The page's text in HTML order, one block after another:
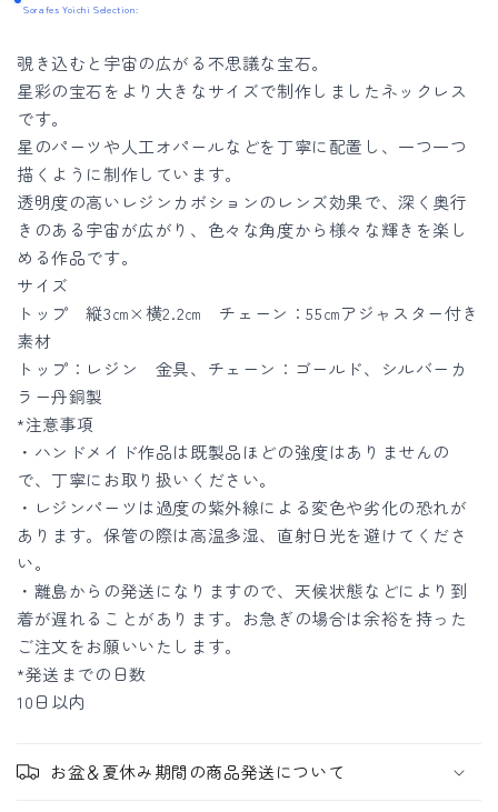
の
宝
石
ネ
ッ
ク
レ
ス
の
数
量
を
減
ら
す
宝
石
ッ
ク
レ
ス
量
増
す
Sorafes Yoichi Selection:
覗き込むと宇宙の広がる不思議な宝石。
星彩の宝石をより大きなサイズで制作しましたネックレス
です。
星のパーツや人工オパールなどを丁寧に配置し、一つ一つ
描くように制作しています。
透明度の高いレジンカボションのレンズ効果で、深く奥行
きのある宇宙が広がり、色々な角度から様々な輝きを楽し
める作品です。
サイズ
トップ 縦3㎝×横2.2㎝ チェーン：55㎝アジャスター付き
素材
トップ：レジン 金具、チェーン：ゴールド、シルバーカ
ラー丹銅製
*注意事項
・ハンドメイド作品は既製品ほどの強度はありませんの
で、丁寧にお取り扱いください。
・レジンパーツは過度の紫外線による変色や劣化の恐れが
あります。保管の際は高温多湿、直射日光を避けてくださ
い。
・離島からの発送になりますので、天候状態などにより到
着が遅れることがあります。お急ぎの場合は余裕を持った
ご注文をお願いいたします。
*発送までの日数
10日以内
お盆＆夏休み期間の商品発送について